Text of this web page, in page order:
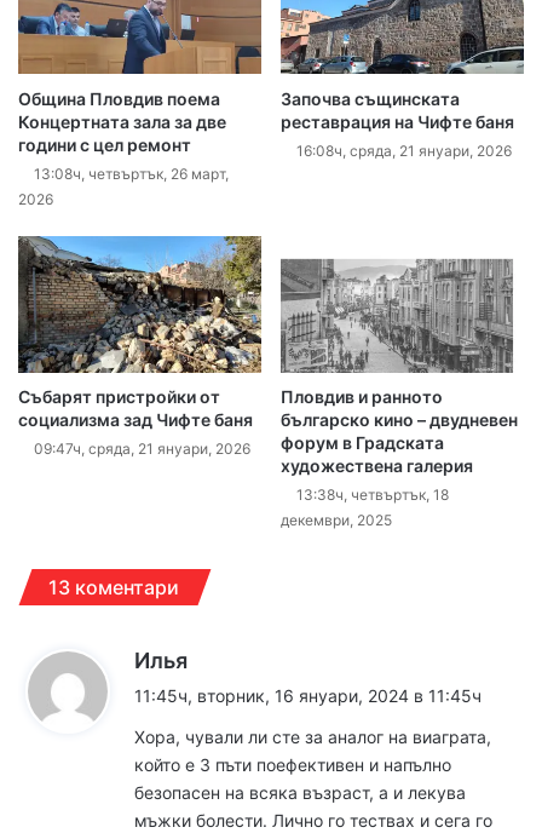
Община Пловдив поема
Концертната зала за две
години с цел ремонт
13:08ч, четвъртък, 26 март,
2026
Започва същинската
реставрация на Чифте баня
16:08ч, сряда, 21 януари, 2026
Събарят пристройки от
социализма зад Чифте баня
09:47ч, сряда, 21 януари, 2026
Пловдив и ранното
българско кино – двудневен
форум в Градската
художествена галерия
13:38ч, четвъртък, 18
декември, 2025
13 коментари
Илья
а
:
11:45ч, вторник, 16 януари, 2024 в 11:45ч
Хора, чували ли сте за аналог на виаграта,
който е 3 пъти поефективен и напълно
безопасен на всяка възраст, а и лекува
мъжки болести. Лично го тествах и сега го